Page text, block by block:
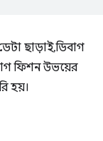
ছাড়াই, ডিবাগ
ফিশন উভয়ের
হয়।